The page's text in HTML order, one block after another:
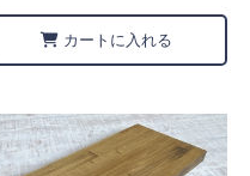
カートに入れる